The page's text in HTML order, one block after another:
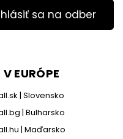
sa na odber
EURÓPE
| Slovensko
| Bulharsko
| Maďarsko